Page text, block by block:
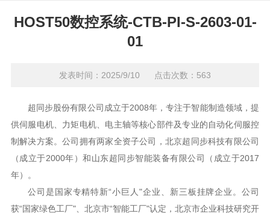
HOST50数控系统-CTB-PI-S-2603-01-
01
发表时间：2025/9/10 点击次数：563
超同步股份有限公司成立于2008年，专注于智能制造领域，提
供伺服电机、力矩电机、电主轴等核心部件及专业的自动化伺服控
制解决方案。公司拥有两家全资子公司，北京超同步科技有限公司
（成立于2000年）和山东超同步智能装备有限公司（成立于2017
年）。
公司是国家专精特新“小巨人"企业、新三板挂牌企业。公司
获“国家绿色工厂"、北京市“智能工厂"认定，北京市企业科技研究开